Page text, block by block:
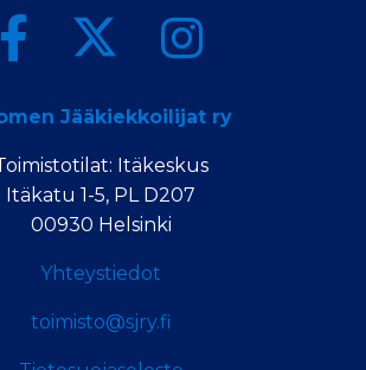
Jääkiekkoilijat ry
Itäkeskus
Itäkatu 1-5, PL D207
00930 Helsinki
Yhteystiedot
toimisto@sjry.fi